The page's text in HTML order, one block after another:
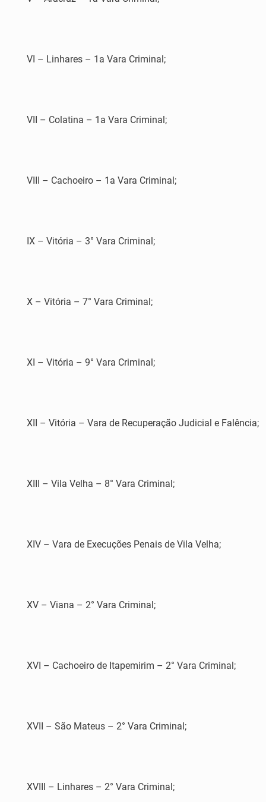
VI – Linhares – 1a Vara Criminal;
VII – Colatina – 1a Vara Criminal;
VIII – Cachoeiro – 1a Vara Criminal;
IX – Vitória – 3° Vara Criminal;
X – Vitória – 7° Vara Criminal;
XI – Vitória – 9° Vara Criminal;
XII – Vitória – Vara de Recuperação Judicial e Falência;
XIII – Vila Velha – 8° Vara Criminal;
XIV – Vara de Execuções Penais de Vila Velha;
XV – Viana – 2° Vara Criminal;
XVI – Cachoeiro de Itapemirim – 2° Vara Criminal;
XVII – São Mateus – 2° Vara Criminal;
XVIII – Linhares – 2° Vara Criminal;